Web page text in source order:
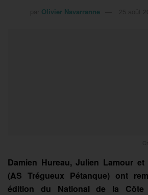
Olivier Navarranne
Damien Hureau, Julien Lamour
(AS Trégueux Pétanque) ont
édition du National de la Côte